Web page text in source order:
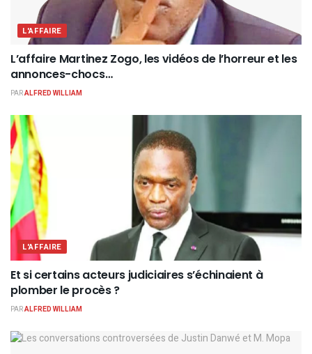
L'AFFAIRE
L’affaire Martinez Zogo, les vidéos de l’horreur et les
annonces-chocs…
PARALFRED WILLIAM
L'AFFAIRE
Et si certains acteurs judiciaires s’échinaient à
plomber le procès ?
PARALFRED WILLIAM